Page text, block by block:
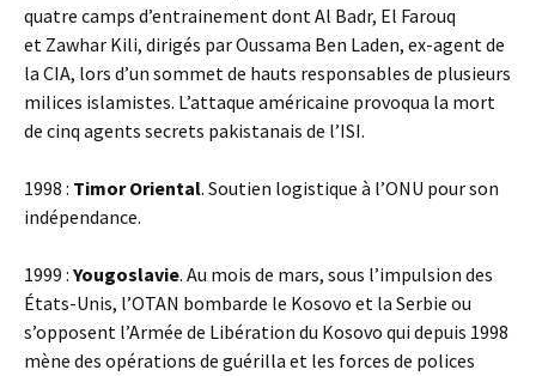
quatre camps d’entrainement dont Al Badr, El Farouq
et Zawhar Kili, dirigés par Oussama Ben Laden, ex-agent de
la CIA, lors d’un sommet de hauts responsables de plusieurs
milices islamistes. L’attaque américaine provoqua la mort
de cinq agents secrets pakistanais de l’ISI.
1998 : Timor Oriental. Soutien logistique à l’ONU pour son
indépendance.
1999 : Yougoslavie. Au mois de mars, sous l’impulsion des
États-Unis, l’OTAN bombarde le Kosovo et la Serbie ou
s’opposent l’Armée de Libération du Kosovo qui depuis 1998
mène des opérations de guérilla et les forces de polices